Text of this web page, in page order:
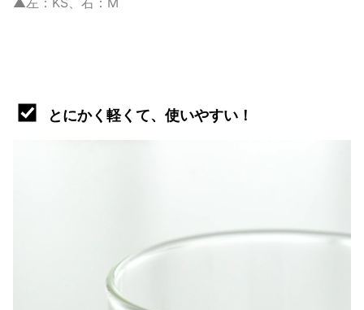
とにかく軽くて、使いやすい！